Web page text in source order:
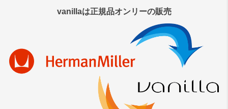
vanillaは正規品オンリーの販売